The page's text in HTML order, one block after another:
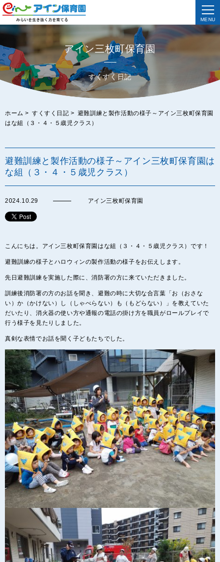
MENU
アイン三枚町保育園
すくすく日記
ホーム > すくすく日記 > 避難訓練と製作活動の様子～アイン三枚町保育園
はな組（３・４・５歳児クラス）
避難訓練と製作活動の様子～アイン三枚町保育園は
な組（３・４・５歳児クラス）
2024.10.29 アイン三枚町保育園
こんにちは。アイン三枚町保育園はな組（３・４・５歳児クラス）です！
避難訓練の様子とハロウィンの製作活動の様子をお伝えします。
先日避難訓練を実施した際に、消防署の方に来ていただきました。
訓練後消防署の方のお話を聞き、避難の時に大切な合言葉「お（おさな
い）か（かけない）し（しゃべらない）も（もどらない）」を教えていた
だいたり、消火器の使い方や通報の電話の掛け方を職員がロールプレイで
行う様子を見たりしました。
真剣な表情でお話を聞く子どもたちでした。